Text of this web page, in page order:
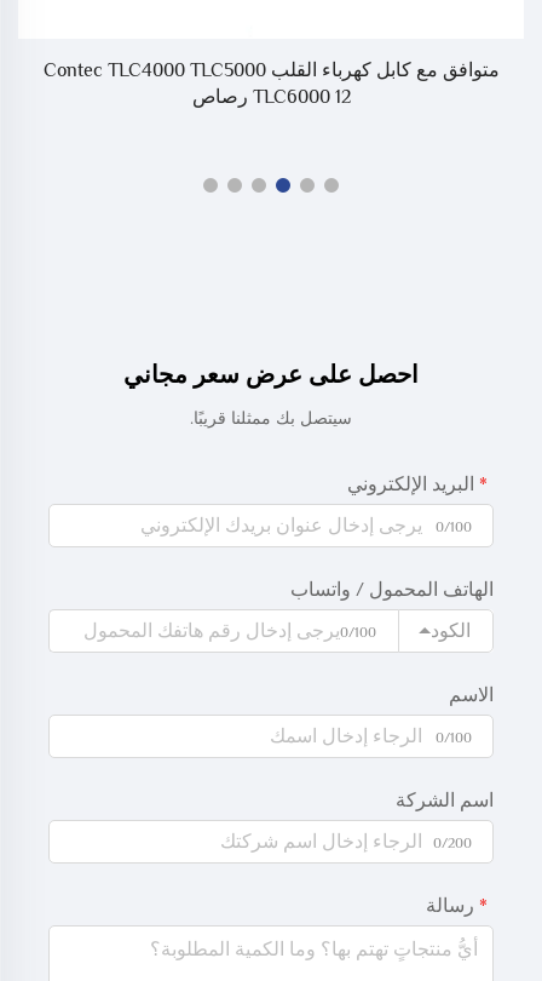
متوافق مع كابل كهرباء القلب Contec TLC4000 TLC5000
TLC6000 12 رصاص
احصل على عرض سعر مجاني
سيتصل بك ممثلنا قريبًا.
البريد الإلكتروني
0/100
الهاتف المحمول / واتساب
الكود
0/100
الاسم
0/100
اسم الشركة
0/200
رسالة